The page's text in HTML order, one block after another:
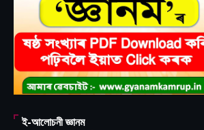
ই-আলোচনী জ্ঞানম